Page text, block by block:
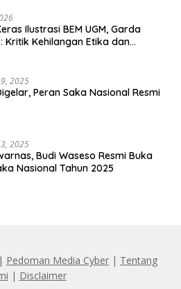
Ilustrasi BEM UGM, Garda
Kritik Kehilangan Etika dan
2025
Peran Saka Nasional Resmi
2025
Budi Waseso Resmi Buka
Nasional Tahun 2025
Pedoman Media Cyber | Tentang
| Disclaimer